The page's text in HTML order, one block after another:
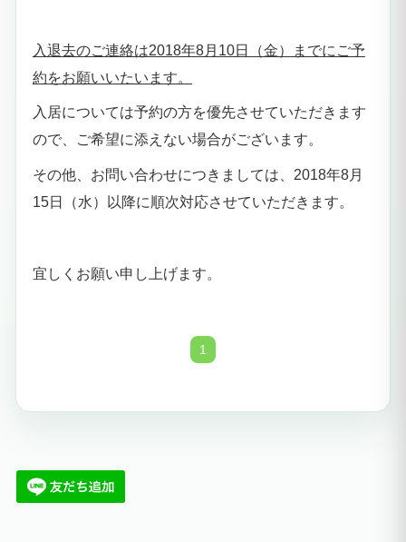
入退去のご連絡は2018年8月10日（金）までにご予
約をお願いいたいます。
入居については予約の方を優先させていただきます
ので、ご希望に添えない場合がございます。
その他、お問い合わせにつきましては、 2018年8月
15日（水）以降に順次対応させていただきます。
宜しくお願い申し上げます。
1